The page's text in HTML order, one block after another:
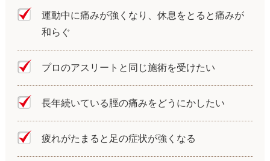
運動中に痛みが強くなり、休息をとると痛みが
和らぐ
プロのアスリートと同じ施術を受けたい
長年続いている脛の痛みをどうにかしたい
疲れがたまると足の症状が強くなる